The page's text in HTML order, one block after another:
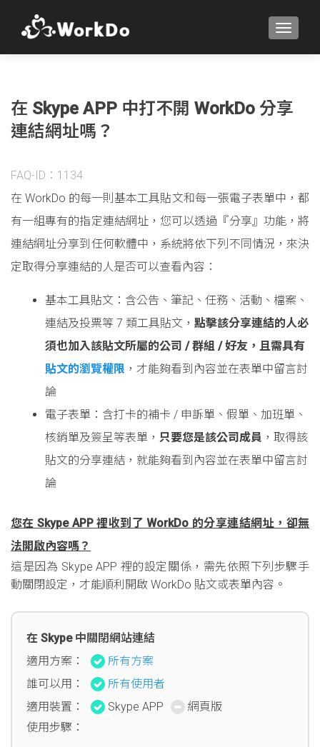
在 Skype APP 中打不開 WorkDo 分享
連結網址嗎？
FAQ-ID：1134
在 WorkDo 的每一則基本工具貼文和每一張電子表單中，都
有一組專有的指定連結網址，您可以透過『分享』功能，將
連結網址分享到任何軟體中，系統將依下列不同情況，來決
定取得分享連結的人是否可以查看內容：
基本工具貼文：含公告、筆記、任務、活動、檔案、
連結及投票等 7 類工具貼文， 點擊該分享連結的人必
須也加入該貼文所屬的公司 / 群組 / 好友，且需具有
貼文的瀏覽權限 ，才能夠看到內容並在表單中留言討
論
電子表單：含打卡的補卡 / 申訴單、假單、加班單、
核銷單及簽呈等表單， 只要您是該公司成員 ，取得該
貼文的分享連結，就能夠看到內容並在表單中留言討
論
您在 Skype APP 裡收到了 WorkDo 的分享連結網址，卻無
法開啟內容嗎？
這是因為 Skype APP 裡的設定關係，需先依照下列步驟手
動關閉設定，才能順利開啟 WorkDo 貼文或表單內容。
在 Skype 中關閉網站連結
適用方案：
所有方案
誰可以用：
所有使用者
適用裝置：
Skype APP
網頁版
使用步驟：